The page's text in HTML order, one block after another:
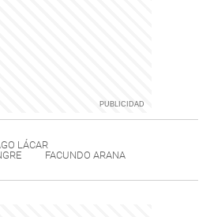
LÁCAR
FACUNDO ARANA